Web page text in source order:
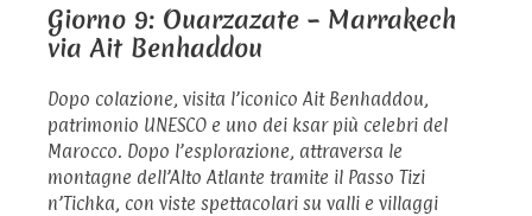
Giorno 9: Ouarzazate – Marrakech
via Ait Benhaddou
Dopo colazione, visita l’iconico Ait Benhaddou,
patrimonio UNESCO e uno dei ksar più celebri del
Marocco. Dopo l’esplorazione, attraversa le
montagne dell’Alto Atlante tramite il Passo Tizi
n’Tichka, con viste spettacolari su valli e villaggi